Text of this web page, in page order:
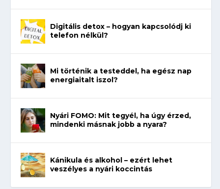
Digitális detox – hogyan kapcsolódj ki
telefon nélkül?
Mi történik a testeddel, ha egész nap
energiaitalt iszol?
Nyári FOMO: Mit tegyél, ha úgy érzed,
mindenki másnak jobb a nyara?
Kánikula és alkohol – ezért lehet
veszélyes a nyári koccintás